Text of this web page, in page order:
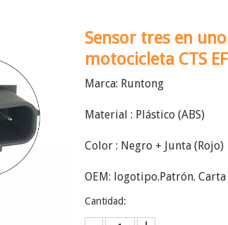
Sensor tres en
motocicleta CTS
Marca: Runtong
Material : Plástico (ABS)
Color : Negro + Junta (Rojo)
OEM: logotipo.Patrón. Carta
Cantidad: